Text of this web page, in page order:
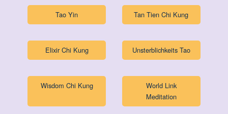
Tao Yin Tan Tien Chi Kung
Elixir Chi Kung Unsterblichkeits Tao
Wisdom Chi Kung
World Link
Meditation